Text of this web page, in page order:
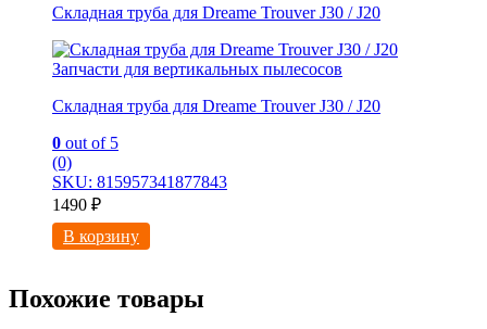
Складная труба для Dreame Trouver J30 / J20
Запчасти для вертикальных пылесосов
Складная труба для Dreame Trouver J30 / J20
0 out of 5
(0)
SKU: 815957341877843
1490 ₽
В корзину
Похожие товары